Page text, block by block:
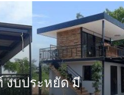
งบประหยัด มี